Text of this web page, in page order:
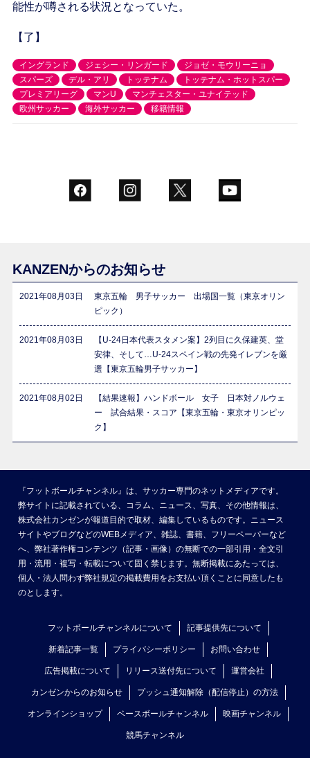
能性が噂される状況となっていた。
【了】
イングランド ジェシー・リンガード
ジョゼ・モウリーニョ
スパーズ
デル・アリ トッテナム
トッテナム・ホットスパー
プレミアリーグ
マンU
マンチェスター・ユナイテッド
欧州サッカー
海外サッカー 移籍情報
KANZENからのお知らせ
2021年08月03日
東京五輪 男子サッカー 出場国一覧（東京オリン
ピック）
2021年08月03日
【U-24日本代表スタメン案】2列目に久保建英、堂
安律、そして…U-24スペイン戦の先発イレブンを厳
選【東京五輪男子サッカー】
2021年08月02日
【結果速報】ハンドボール 女子 日本対ノルウェ
ー 試合結果・スコア【東京五輪・東京オリンピッ
ク】
『フットボールチャンネル』は、サッカー専門のネットメディアです。
弊サイトに記載されている、コラム、ニュース、写真、その他情報は、
株式会社カンゼンが報道目的で取材、編集しているものです。ニュース
サイトやブログなどのWEBメディア、雑誌、書籍、フリーペーパーなど
へ、弊社著作権コンテンツ（記事・画像）の無断での一部引用・全文引
用・流用・複写・転載について固く禁じます。無断掲載にあたっては、
個人・法人問わず弊社規定の掲載費用をお支払い頂くことに同意したも
のとします。
フットボールチャンネルについて 記事提供先について
新着記事一覧 プライバシーポリシー お問い合わせ
広告掲載について リリース送付先について 運営会社
カンゼンからのお知らせ プッシュ通知解除（配信停止）の方法
オンラインショップ ベースボールチャンネル 映画チャンネル
競馬チャンネル